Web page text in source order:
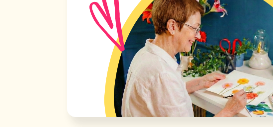
Exkluzivní rozhovory několikrát týdně, s
inspirativními lidmi, kteří si vydělávají svými
koníčky. Poslouchat je můžete kdykoliv na
svém telefonu.